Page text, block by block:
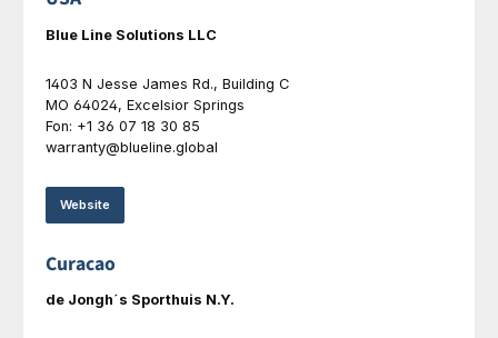
Blue Line Solutions LLC
1403 N Jesse James Rd., Building C
MO 64024, Excelsior Springs
Fon: +1 36 07 18 30 85
warranty@blueline.global
Website
Curacao
de Jongh´s Sporthuis N.Y.